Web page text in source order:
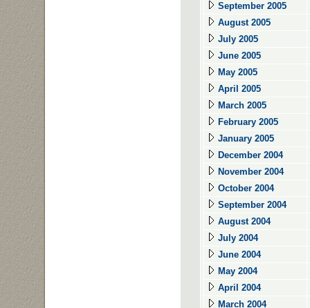
September 2005
August 2005
July 2005
June 2005
May 2005
April 2005
March 2005
February 2005
January 2005
December 2004
November 2004
October 2004
September 2004
August 2004
July 2004
June 2004
May 2004
April 2004
March 2004